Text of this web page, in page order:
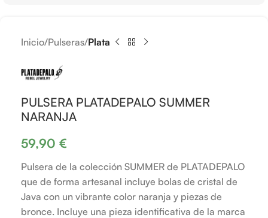
Inicio Pulseras Plata
PULSERA PLATADEPALO SUMMER
NARANJA
59,90 €
Pulsera de la colección SUMMER de PLATADEPALO
que de forma artesanal incluye bolas de cristal de
Java con un vibrante color naranja y piezas de
bronce. Incluye una pieza identificativa de la marca